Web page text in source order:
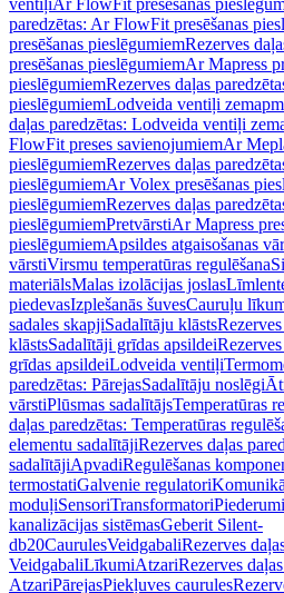
ventiļiAr FlowFit presēšanas
paredzētas: Ar FlowFit presēšanas
presēšanas pieslēgumiemRezerves
presēšanas pieslēgumiemAr Mapress
pieslēgumiemRezerves daļas
pieslēgumiemLodveida ventiļi
daļas paredzētas: Lodveida ventiļi
FlowFit preses savienojumiemAr
pieslēgumiemRezerves daļas
pieslēgumiemAr Volex presēšanas
pieslēgumiemRezerves daļas
pieslēgumiemPretvārstiAr Mapress
pieslēgumiemApsildes atgaisošanas
vārstiVirsmu temperatūras regulēšana
materiālsMalas izolācijas joslas
piedevasIzplešanās šuvesCauruļu
sadales skapjiSadalītāju klāsts
klāstsSadalītāji grīdas apsildei
grīdas apsildeiLodveida ventiļi
paredzētas: PārejasSadalītāju noslēgi
vārstiPlūsmas sadalītājsTemperatūras
daļas paredzētas: Temperatūras
elementu sadalītājiRezerves daļas
sadalītājiApvadiRegulēšanas
termostatiGalvenie regulatori
moduļiSensoriTransformatoriPiederumi
kanalizācijas sistēmasGeberit Silent-
db20CaurulesVeidgabaliRezerves
VeidgabaliLīkumiAtzariRezerves
AtzariPārejasPiekļuves caurules